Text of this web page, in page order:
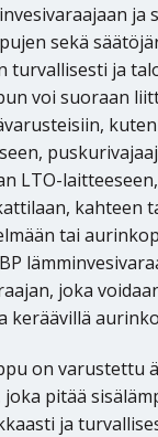
ja
sekä
turvallisesti ja
voi suoraan
LTO-
kahteen
tai
joka
keräävillä
on varustettu
pitää
ja